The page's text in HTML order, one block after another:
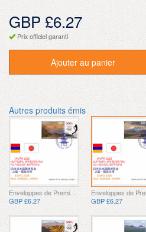
GBP £6.27
Prix officiel garanti
Ajouter au panier
Autres produits émis
GBP £6.27
GBP £6.27